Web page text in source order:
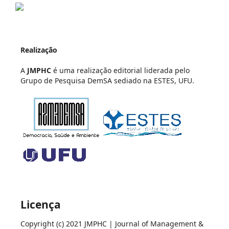
Realização
A JMPHCé uma realização editorial liderada pelo
Grupo de Pesquisa DemSA sediado na ESTES, UFU.
Licença
Copyright (c) 2021 JMPHC | Journal of Management &